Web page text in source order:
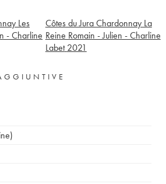
Les
- Charline
Côtes du Jura Chardonnay La
Reine Romain - Julien - Charline
Labet 2021